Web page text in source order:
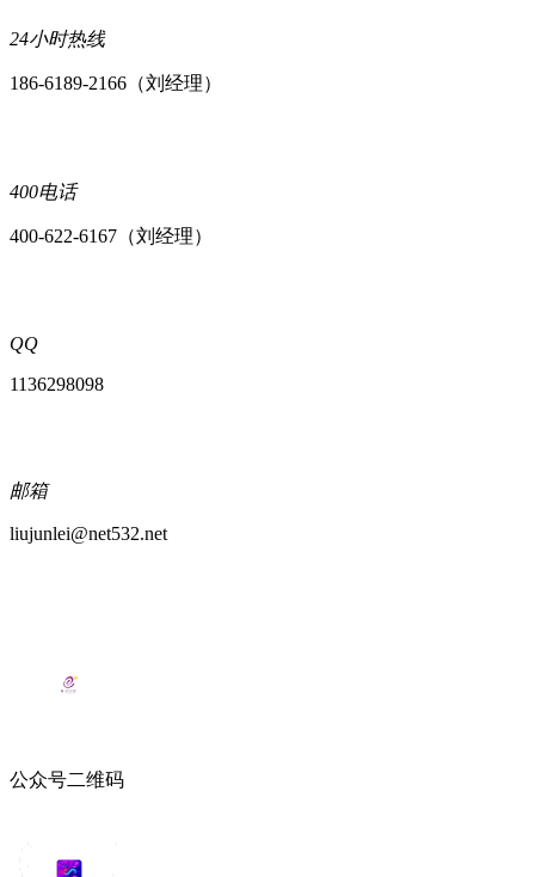
24小时热线
186-6189-2166（刘经理）
400电话
400-622-6167（刘经理）
QQ
1136298098
邮箱
liujunlei@net532.net
公众号二维码